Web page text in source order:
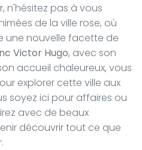
n'hésitez pas à vous
de la ville rose, où
une nouvelle facette de
Victor Hugo, avec son
accueil chaleureux, vous
explorer cette ville aux
soyez ici pour affaires ou
avec de beaux
découvrir tout ce que